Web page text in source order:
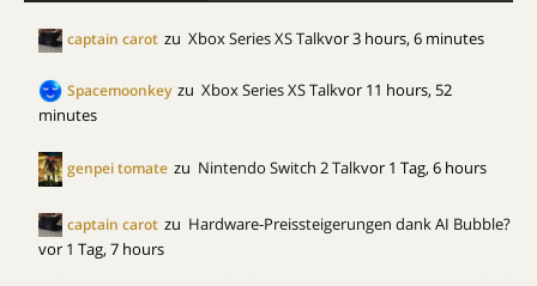
captain carot zu Xbox Series XS Talkvor 3 hours, 6 minutes
Spacemoonkey zu Xbox Series XS Talkvor 11 hours, 52
minutes
genpei tomate zu Nintendo Switch 2 Talkvor 1 Tag, 6 hours
captain carot zu Hardware-Preissteigerungen dank AI Bubble?
vor 1 Tag, 7 hours